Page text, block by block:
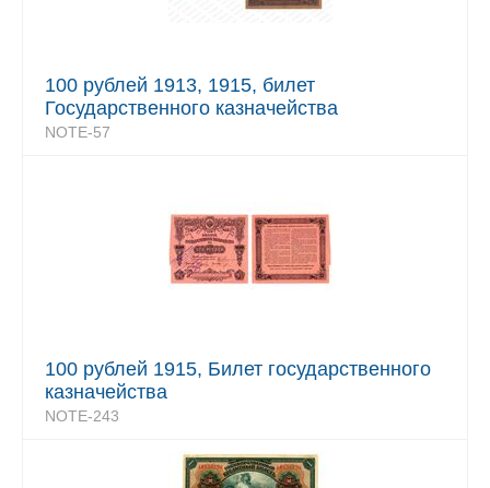
100 рублей 1913, 1915, билет
Государственного казначейства
NOTE-57
100 рублей 1915, Билет государственного
казначейства
NOTE-243